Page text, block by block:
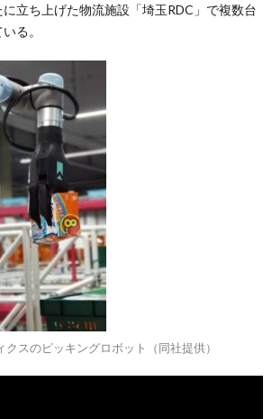
立ち上げた物流施設「埼玉RDC」で複数台
る。
スのピッキングロボット（同社提供）